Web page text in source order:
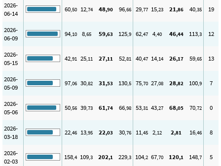
2026-
06-14
60,50 12,74 48,90 96,66 29,77 15,23 21,86 40,35 19
2026-
06-09
94,10 8,65 59,63 125,9 62,47 4,40 46,44 113,3 12
2026-
05-15
42,91 25,11 27,11 52,81 40,47 14,14 26,17 59,65 13
2026-
05-09
97,06 30,82 31,53 130,5 75,70 27,08 28,82 100,9 7
2026-
05-06
50,56 39,73 61,74 66,98 53,31 43,27 68,05 70,72 0
2026-
03-18
22,46 13,95 22,03 30,76 11,45 2,12 2,81 16,46 8
2026-
02-03
158,4 109,3 202,1 229,3 104,2 67,70 120,1 148,7 5